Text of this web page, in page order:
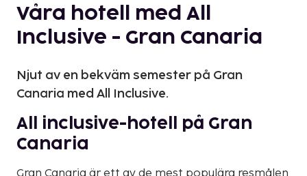
Våra hotell med All
Inclusive - Gran Canaria
Njut av en bekväm semester på Gran
Canaria med All Inclusive.
All inclusive-hotell på Gran
Canaria